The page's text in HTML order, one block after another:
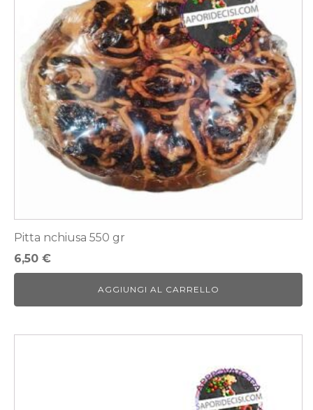
Pitta nchiusa 550 gr
6,50 €
AGGIUNGI AL CARRELLO